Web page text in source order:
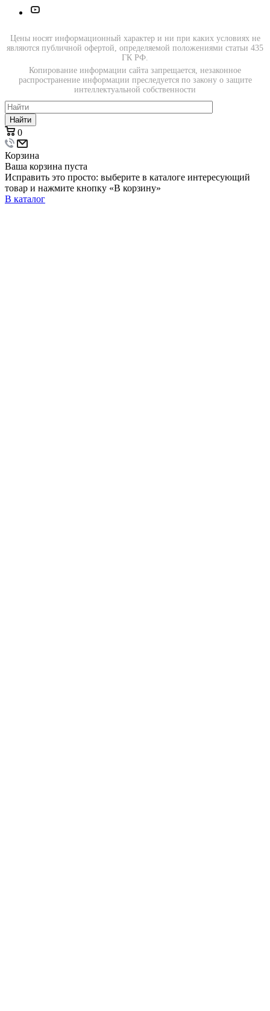
Цены носят информационный характер и ни при каких условиях не
являются публичной офертой, определяемой положениями статьи 435
ГК РФ.
Копирование информации сайта запрещается, незаконное
распространение информации преследуется по закону о защите
интеллектуальной собственности
Найти
0
Корзина
Ваша корзина пуста
Исправить это просто: выберите в каталоге интересующий
товар и нажмите кнопку «В корзину»
В каталог